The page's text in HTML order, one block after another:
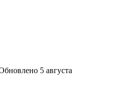
5 августа